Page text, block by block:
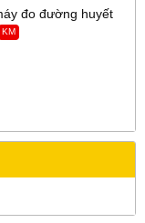
đo đường huyết
KM